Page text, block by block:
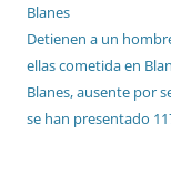
Blanes
Detienen a un
ellas cometida en
Blanes, ausente por
se han presentado